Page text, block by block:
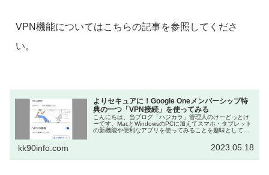
VPN機能についてはこちらの記事を参照してくださ
い。
よりセキュアに！Google Oneメンバーシップ特
典の一つ「VPN接続」を使ってみる
こんにちは、当ブログ「ハジカラ」管理人のけーどっとけ
ーです。MacとWindowsのPCに加えてスマホ・タブレット
の新機能や便利なアプリを使ってみることを趣味としてい
kk90info.com 2023.05.18